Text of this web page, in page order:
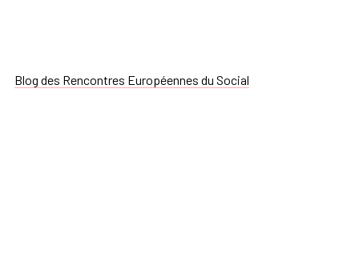
Blog des Rencontres Européennes du Social